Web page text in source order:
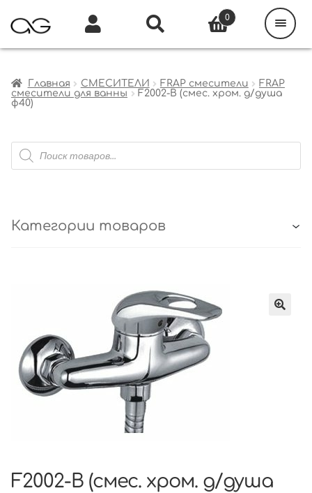
Главная СМЕСИТЕЛИ FRAP смесители
FRAP
смесители для ванны
F2002-B (смес. хром. д/душа
ф40)
Поиск
товаров
Категории товаров
F2002-B (смес. хром. д/душа
0